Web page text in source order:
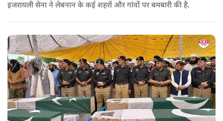
इजरायली सेना ने लेबनान के कई शहरों और गांवों पर बमबारी की है.